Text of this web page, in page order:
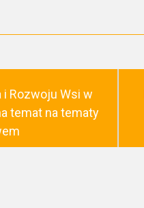
Rozwoju Wsi w
temat na tematy